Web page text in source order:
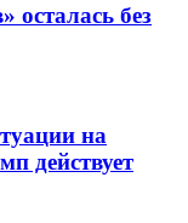
осталась без
на
действует